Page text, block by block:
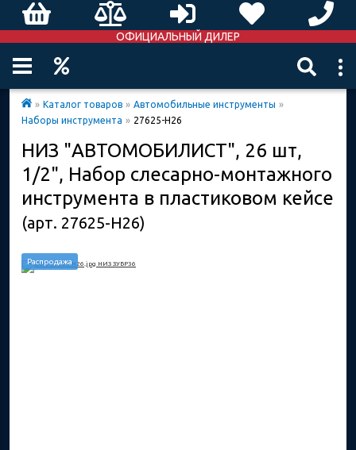
ОФИЦИАЛЬНЫЙ ДИЛЕР
» Каталог товаров » Автомобильные инструменты »
Наборы инструмента » 27625-H26
НИЗ "АВТОМОБИЛИСТ", 26 шт,
1/2", Набор слесарно-монтажного
инструмента в пластиковом кейсе
(арт. 27625-H26)
Распродажа